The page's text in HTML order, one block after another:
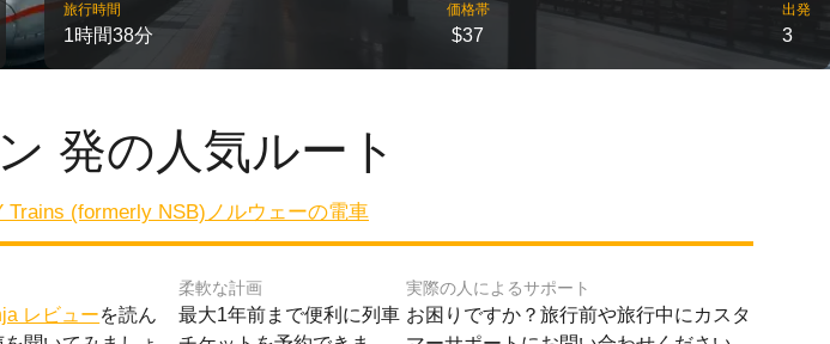
旅行時間
1時間38分
価格帯
$37
出発
3
発の人気ルート
Trains (formerly NSB) ノルウェーの電車
レビューを読ん
柔軟な計画
最大1年前まで便利に列車
実際の人によるサポート
お困りですか？旅行前や旅行中にカスタ